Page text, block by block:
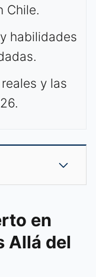
Chile.
habilidades
y las
en
Allá del